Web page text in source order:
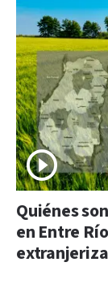
Quiénes
en Entre